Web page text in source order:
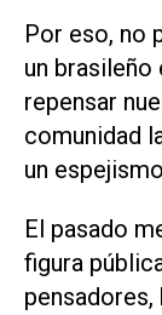
Por eso, no
un
repensar
comunidad
un
El pasado
figura